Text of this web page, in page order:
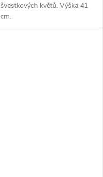
švestkových květů. Výška 41
cm.